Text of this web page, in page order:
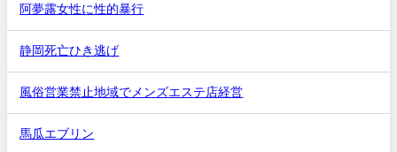
阿夢露女性に性的暴行
静岡死亡ひき逃げ
風俗営業禁止地域でメンズエステ店経営
馬瓜エブリン